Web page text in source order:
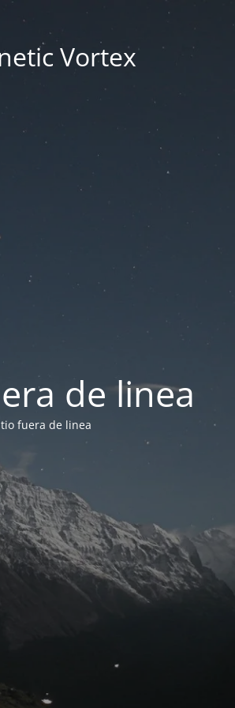
Vortex
de linea
fuera de linea